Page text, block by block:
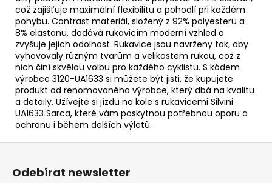
což zajišťuje maximální flexibilitu a pohodlí při každém
pohybu. Contrast materiál, složený z 92% polyesteru a
8% elastanu, dodává rukavicím moderní vzhled a
zvyšuje jejich odolnost. Rukavice jsou navrženy tak, aby
vyhovovaly různým tvarům a velikostem rukou, což z
nich činí skvělou volbu pro každého cyklistu. S kódem
výrobce 3120-UA1633 si můžete být jisti, že kupujete
produkt od renomovaného výrobce, který dbá na kvalitu
a detaily. Užívejte si jízdu na kole s rukavicemi Silvini
UA1633 Sarca, které vám poskytnou potřebnou oporu a
ochranu i během delších výletů.
Z
Odebírat newsletter